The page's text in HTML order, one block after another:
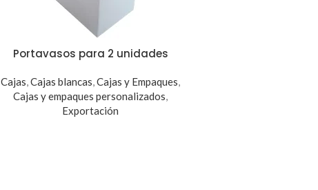
Portavasos para 2 unidades
Cajas,Cajas blancas,Cajas y Empaques,
Cajas y empaques personalizados,
Exportación